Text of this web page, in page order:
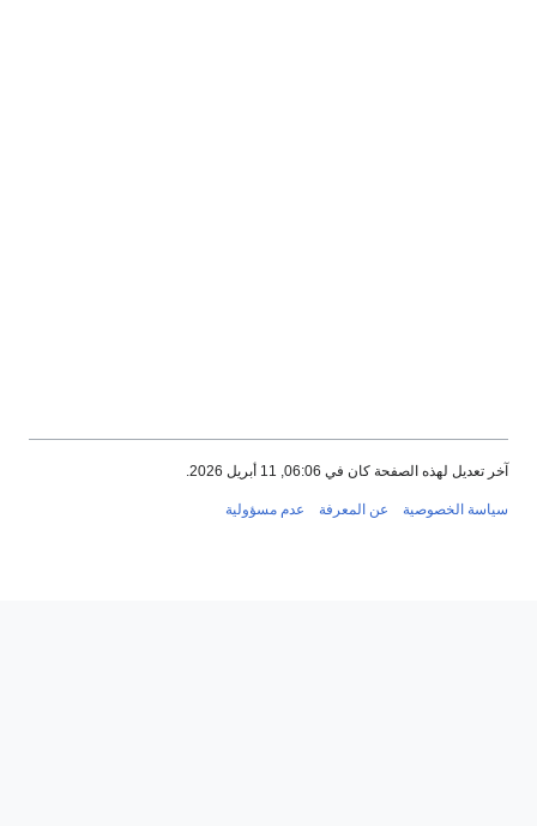
آخر تعديل لهذه الصفحة كان في 06:06, 11 أبريل 2026.
سياسة الخصوصية عن المعرفة عدم مسؤولية